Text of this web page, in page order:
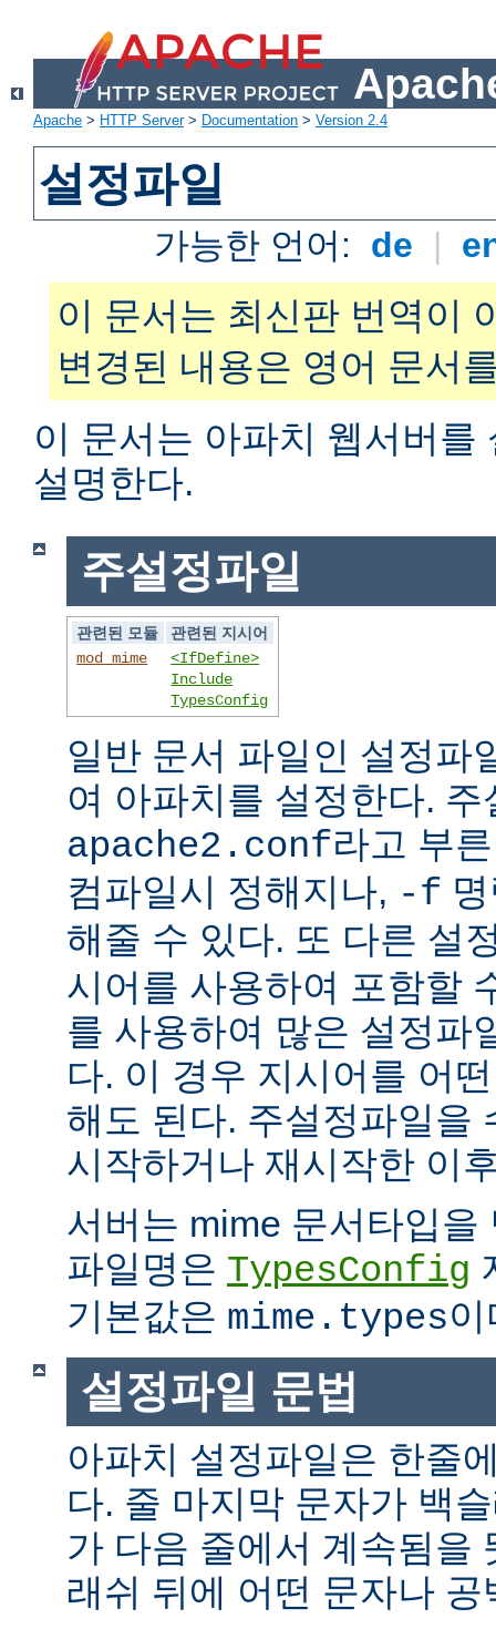
Apache > HTTP Server> Documentation > Version 2.4
설정파일
가능한 언어: de |
이 문서는 최신판 번역이
변경된 내용은 영어 문서
이 문서는 아파치 웹서버를
설명한다.
주설정파일
관련된 모듈
관련된 지시어
mod_mime
<IfDefine>
Include
TypesConfig
일반 문서 파일인 설정파
여 아파치를 설정한다.
apache2.conf라고 부
컴파일시 정해지나, -f
해줄 수 있다. 또 다른 설
시어를 사용하여 포함할
를 사용하여 많은 설정파
다. 이 경우 지시어를 어
해도 된다. 주설정파일을
시작하거나 재시작한 이
서버는 mime 문서타입을
파일명은 TypesConfig
기본값은 mime.types이
설정파일 문법
아파치 설정파일은 한줄
다. 줄 마지막 문자가 백
가 다음 줄에서 계속됨을
래쉬 뒤에 어떤 문자나